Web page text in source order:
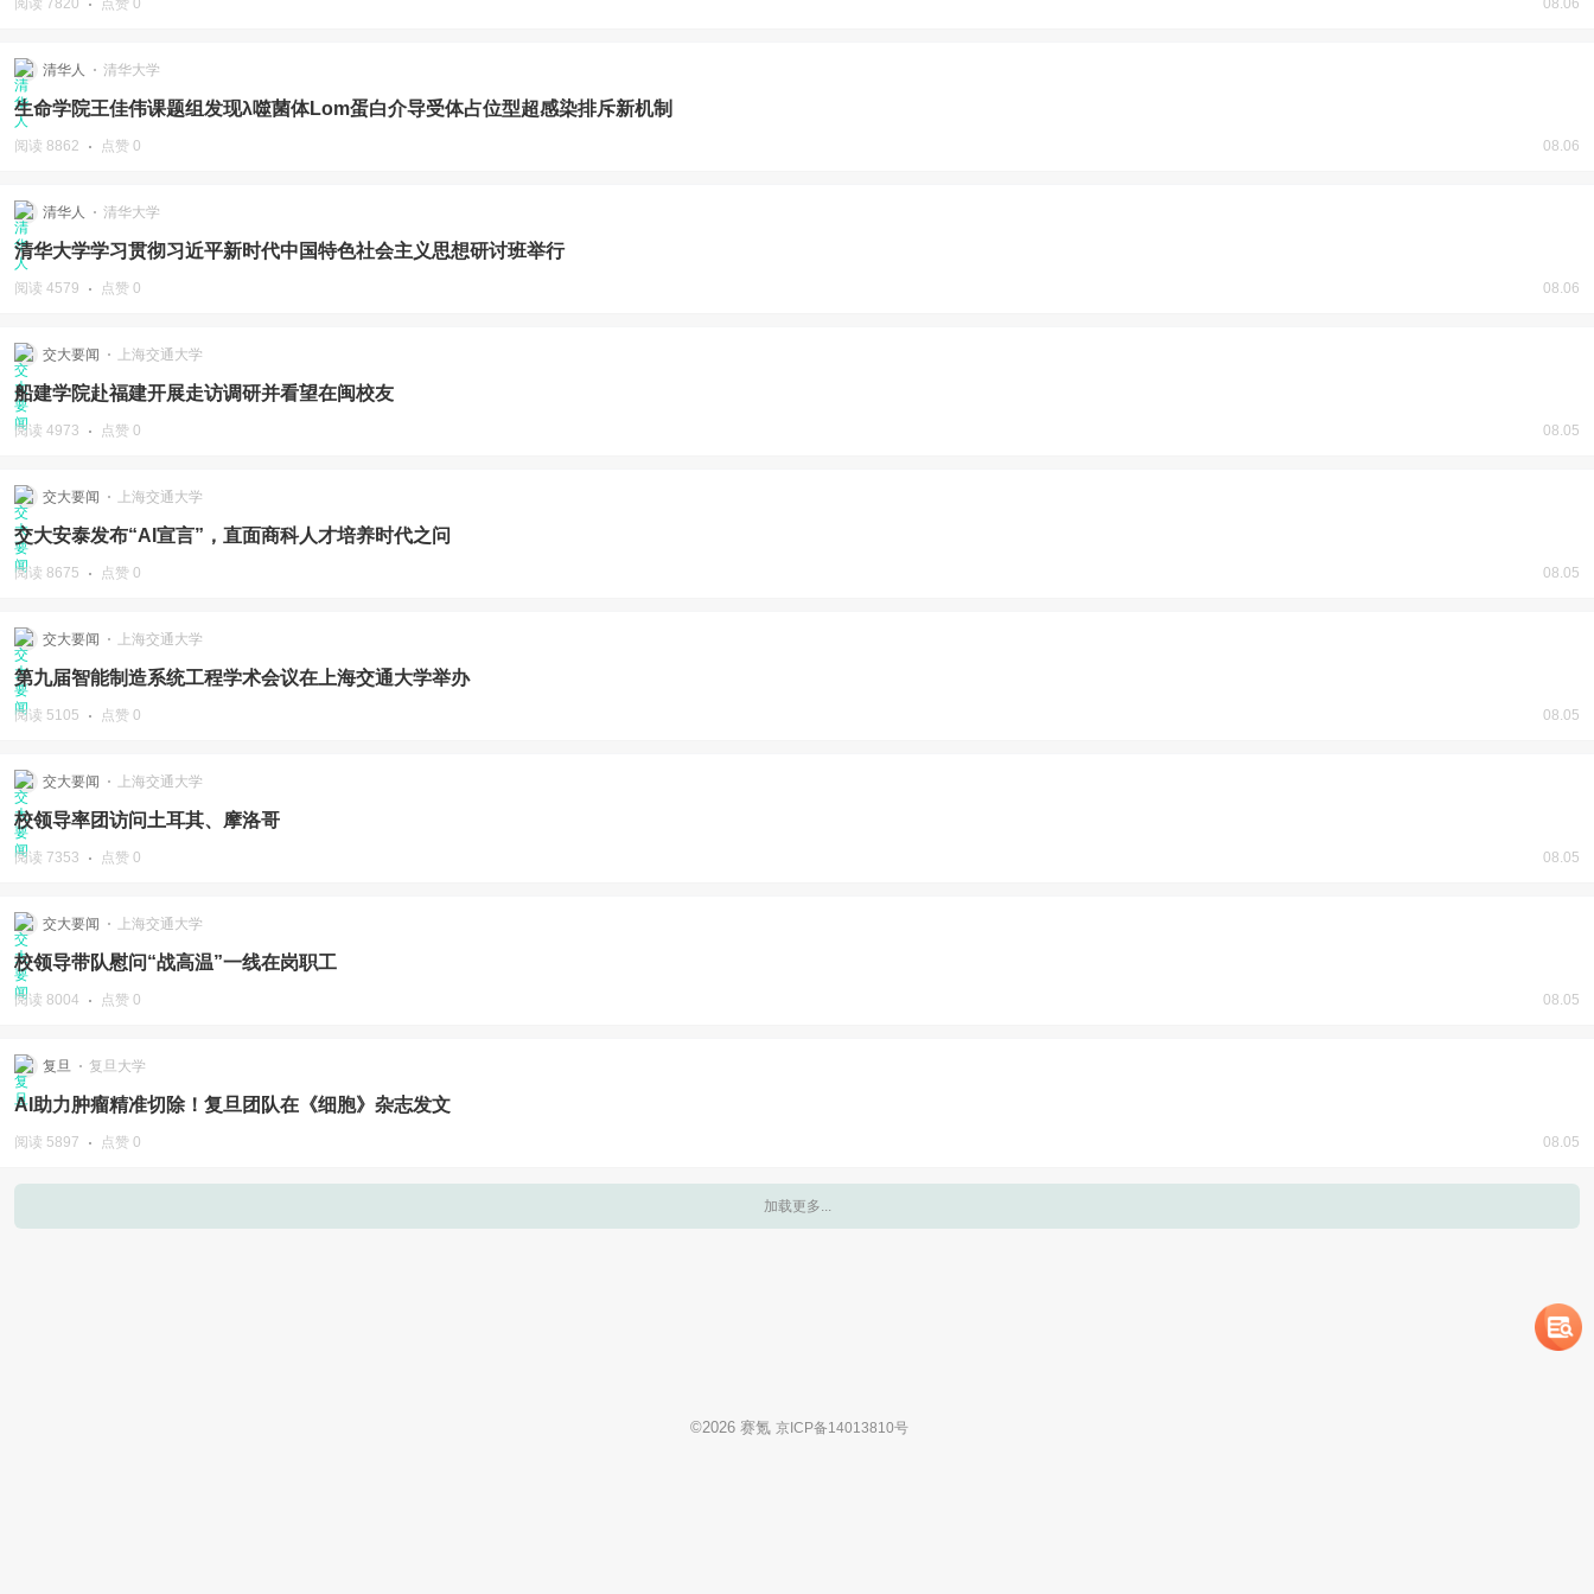
阅读 7820 点赞 0 08.06
清华人 清华大学
生命学院王佳伟课题组发现λ噬菌体Lom蛋白介导受体占位型超感染排斥新机制
阅读 8862 点赞 0 08.06
清华人 清华大学
清华大学学习贯彻习近平新时代中国特色社会主义思想研讨班举行
阅读 4579 点赞 0 08.06
交大要闻 上海交通大学
船建学院赴福建开展走访调研并看望在闽校友
阅读 4973 点赞 0 08.05
交大要闻 上海交通大学
交大安泰发布“AI宣言”，直面商科人才培养时代之问
阅读 8675 点赞 0 08.05
交大要闻 上海交通大学
第九届智能制造系统工程学术会议在上海交通大学举办
阅读 5105 点赞 0 08.05
交大要闻 上海交通大学
校领导率团访问土耳其、摩洛哥
阅读 7353 点赞 0 08.05
交大要闻 上海交通大学
校领导带队慰问“战高温”一线在岗职工
阅读 8004 点赞 0 08.05
复旦 复旦大学
AI助力肿瘤精准切除！复旦团队在《细胞》杂志发文
阅读 5897 点赞 0 08.05
©2026 赛氪 京ICP备14013810号